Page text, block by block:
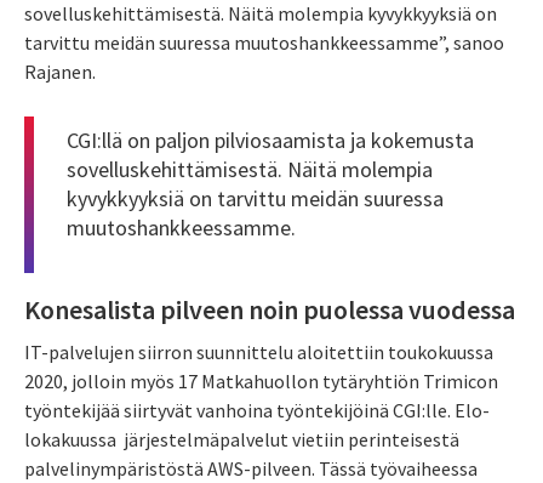
sovelluskehittämisestä. Näitä molempia kyvykkyyksiä on
tarvittu meidän suuressa muutoshankkeessamme”, sanoo
Rajanen.
CGI:llä on paljon pilviosaamista ja kokemusta
sovelluskehittämisestä. Näitä molempia
kyvykkyyksiä on tarvittu meidän suuressa
muutoshankkeessamme.
Konesalista pilveen noin puolessa vuodessa
IT-palvelujen siirron suunnittelu aloitettiin toukokuussa
2020, jolloin myös 17 Matkahuollon tytäryhtiön Trimicon
työntekijää siirtyvät vanhoina työntekijöinä CGI:lle. Elo-
lokakuussa järjestelmäpalvelut vietiin perinteisestä
palvelinympäristöstä AWS-pilveen. Tässä työvaiheessa